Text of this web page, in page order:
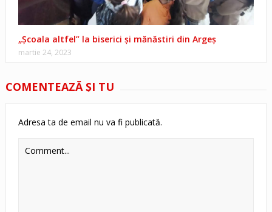
„Școala altfel” la biserici și mănăstiri din Argeş
martie 24, 2023
COMENTEAZĂ ŞI TU
Adresa ta de email nu va fi publicată.